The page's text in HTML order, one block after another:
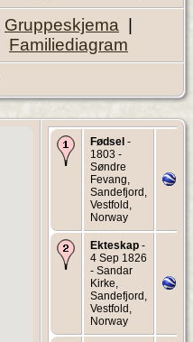
Gruppeskjema
Familiediagram
Fødsel -
1803 -
Søndre
Fevang,
Sandefjord,
Vestfold,
Norway
Ekteskap -
4 Sep 1826
- Sandar
Kirke,
Sandefjord,
Vestfold,
Norway